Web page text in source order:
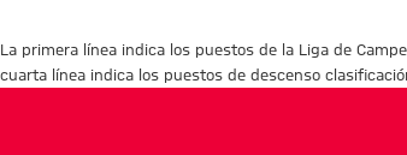
La primera línea indica los puestos de la Liga de
cuarta línea indica los puestos de descenso